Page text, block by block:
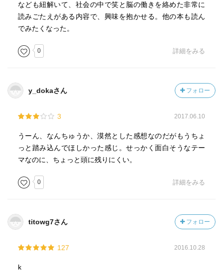
なども紐解いて、社会の中で笑と脳の働きを絡めた非常に
読みごたえがある内容で、興味を抱かせる。他の本も読ん
でみたくなった。
0 詳細をみる
y_dokaさん フォロー
3 2017.06.10
うーん、なんちゅうか、漠然とした感想なのだがもうちょ
っと踏み込んでほしかった感じ。せっかく面白そうなテー
マなのに、ちょっと頭に残りにくい。
0 詳細をみる
titowg7さん フォロー
127 2016.10.28
k